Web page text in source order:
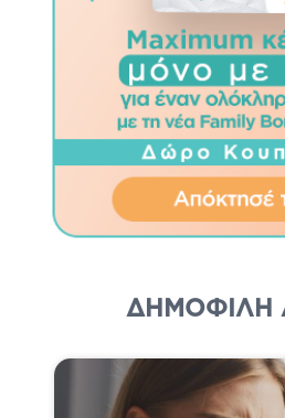
ΔΗΜΟΦΙΛΗ